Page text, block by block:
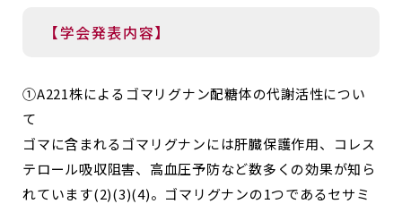
【学会発表内容】
①A221株によるゴマリグナン配糖体の代謝活性につい
て
ゴマに含まれるゴマリグナンには肝臓保護作用、コレス
テロール吸収阻害、高血圧予防など数多くの効果が知ら
れています(2)(3)(4)。ゴマリグナンの1つであるセサミ